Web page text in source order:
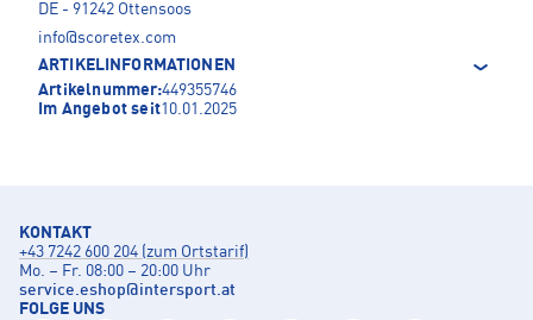
DE - 91242 Ottensoos
info@scoretex.com
ARTIKELINFORMATIONEN
Artikelnummer:449355746
Im Angebot seit10.01.2025
KONTAKT
+43 7242 600 204 (zum Ortstarif)
Mo. – Fr. 08:00 – 20:00 Uhr
service.eshop@intersport.at
FOLGE UNS